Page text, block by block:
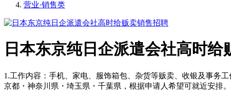
营业·销售类
日本东京纯日企派遣会社高时给
1.工作内容：手机、家电、服饰箱包、杂货等贩卖、收银及事务
京都・神奈川県・埼玉県・千葉県，根据申请人希望可就近安排